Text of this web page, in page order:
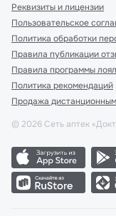
Реквизиты и лицензии
Пользовательское
Политика обработки
Правила публикации
Правила программы
Политика рекомендаций
Продажа
© 2026 Сеть аптек